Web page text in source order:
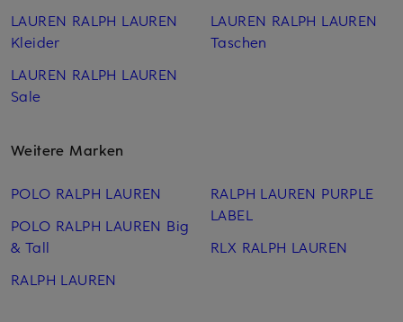
LAUREN RALPH LAUREN
Kleider
LAUREN RALPH LAUREN
Sale
LAUREN RALPH LAUREN
Taschen
Weitere Marken
POLO RALPH LAUREN
POLO RALPH LAUREN Big
& Tall
RALPH LAUREN
RALPH LAUREN PURPLE
LABEL
RLX RALPH LAUREN